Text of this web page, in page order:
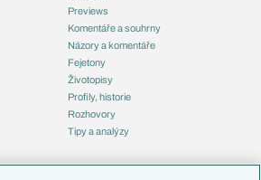
Previews
Komentáře a souhrny
Názory a komentáře
Fejetony
Životopisy
Profily, historie
Rozhovory
Tipy a analýzy